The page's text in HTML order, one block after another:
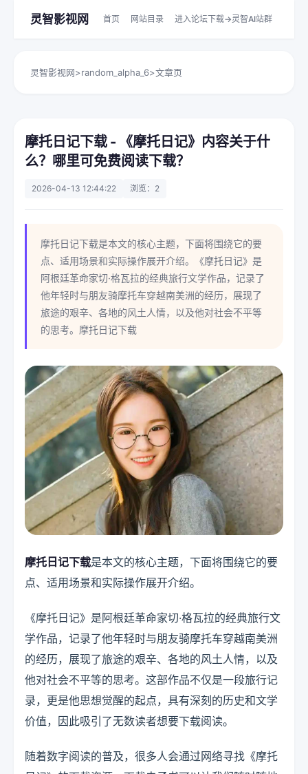
灵智影视网 首页 网站目录 进入论坛下载->灵智AI站群
灵智影视网>random_alpha_6>文章页
摩托日记下载 - 《摩托日记》内容关于什
么？哪里可免费阅读下载？
2026-04-13 12:44:22 浏览：2
摩托日记下载是本文的核心主题，下面将围绕它的要
点、适用场景和实际操作展开介绍。《摩托日记》是
阿根廷革命家切·格瓦拉的经典旅行文学作品，记录了
他年轻时与朋友骑摩托车穿越南美洲的经历，展现了
旅途的艰辛、各地的风土人情，以及他对社会不平等
的思考。摩托日记下载
摩托日记下载是本文的核心主题，下面将围绕它的要
点、适用场景和实际操作展开介绍。
《摩托日记》是阿根廷革命家切·格瓦拉的经典旅行文
学作品，记录了他年轻时与朋友骑摩托车穿越南美洲
的经历，展现了旅途的艰辛、各地的风土人情，以及
他对社会不平等的思考。这部作品不仅是一段旅行记
录，更是他思想觉醒的起点，具有深刻的历史和文学
价值，因此吸引了无数读者想要下载阅读。
随着数字阅读的普及，很多人会通过网络寻找《摩托